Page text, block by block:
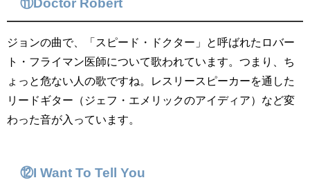
⑪Doctor Robert
ジョンの曲で、「スピード・ドクター」と呼ばれたロバー
ト・フライマン医師について歌われています。つまり、ち
ょっと危ない人の歌ですね。レスリースピーカーを通した
リードギター（ジェフ・エメリックのアイディア）など変
わった音が入っています。
⑫I Want To Tell You